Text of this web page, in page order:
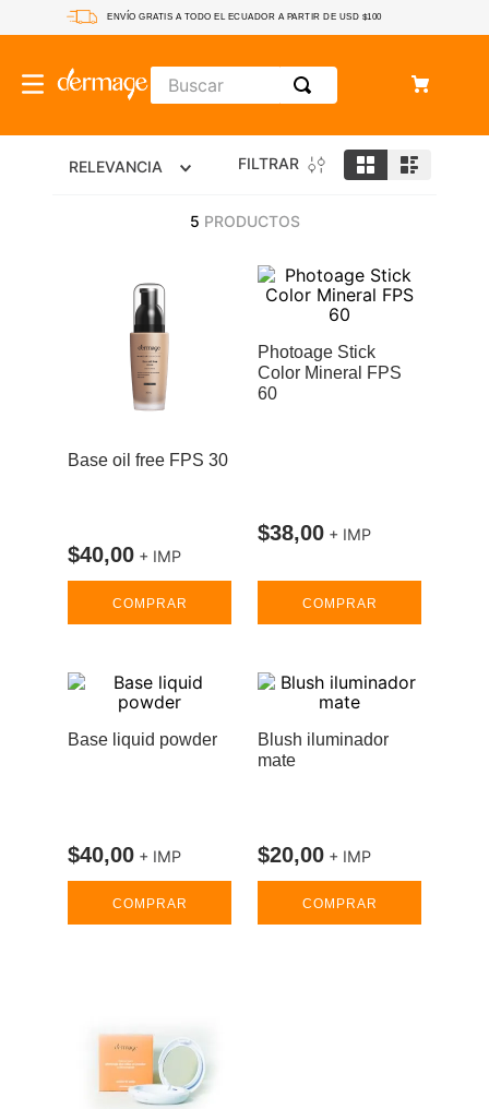
ENVÍO GRATIS A TODO EL ECUADOR A PARTIR DE USD $100
Buscar
RELEVANCIA FILTRAR
5 PRODUCTOS
Base oil free FPS 30
$40,00 + IMP
COMPRAR
Photoage Stick
Color Mineral FPS
60
$38,00 + IMP
COMPRAR
Base liquid powder
$40,00 + IMP
COMPRAR
Blush iluminador
mate
$20,00 + IMP
COMPRAR